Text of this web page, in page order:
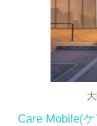
Care Mobile(